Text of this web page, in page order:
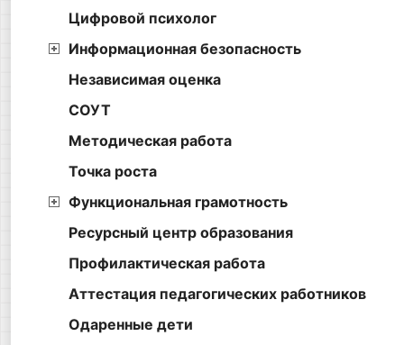
Цифровой психолог
Информационная безопасность
Независимая оценка
СОУТ
Методическая работа
Точка роста
Функциональная грамотность
Ресурсный центр образования
Профилактическая работа
Аттестация педагогических работников
Одаренные дети